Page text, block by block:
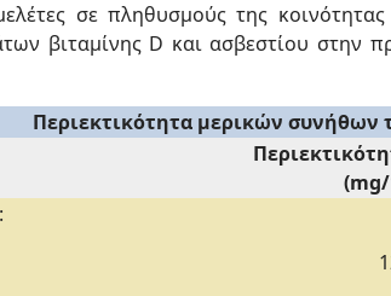
σε πληθυσμούς της
βιταμίνης D και ασβεστίου στην
Περιεκτικότητα μερικών συνήθων